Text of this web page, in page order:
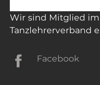
Wir sind Mitglied
Tanzlehrerverband
Facebook